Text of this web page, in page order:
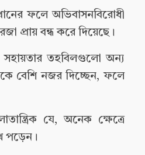
ফলে অভিবাসনবিরোধী
প্রায় বন্ধ করে দিয়েছে।
সহায়তার তহবিলগুলো অন্য
বেশি নজর দিচ্ছেন, ফলে
যে, অনেক ক্ষেত্রে
পড়েন।